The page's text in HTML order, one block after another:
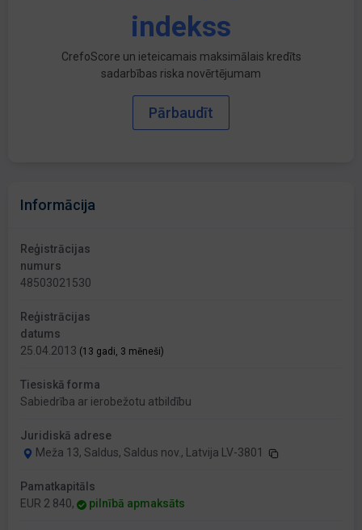
indekss
CrefoScore un ieteicamais maksimālais kredīts
sadarbības riska novērtējumam
Pārbaudīt
Informācija
Reģistrācijas
numurs
48503021530
Reģistrācijas
datums
25.04.2013 (13 gadi, 3 mēneši)
Tiesiskā forma
Sabiedrība ar ierobežotu atbildību
Juridiskā adrese
Meža 13, Saldus, Saldus nov., Latvija LV-3801
Pamatkapitāls
EUR 2 840,
pilnībā apmaksāts